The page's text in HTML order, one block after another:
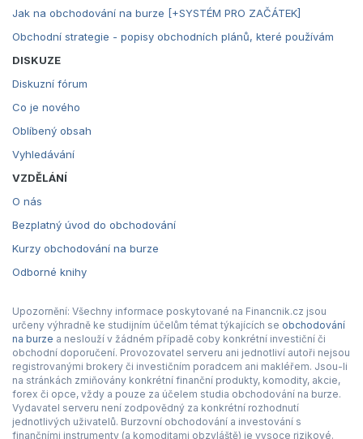
Jak na obchodování na burze [+SYSTÉM PRO ZAČÁTEK]
Obchodní strategie - popisy obchodních plánů, které používám
DISKUZE
Diskuzní fórum
Co je nového
Oblíbený obsah
Vyhledávání
VZDĚLÁNÍ
O nás
Bezplatný úvod do obchodování
Kurzy obchodování na burze
Odborné knihy
Upozornění: Všechny informace poskytované na Financnik.cz jsou
určeny výhradně ke studijním účelům témat týkajících se obchodování
na burze a neslouží v žádném případě coby konkrétní investiční či
obchodní doporučení. Provozovatel serveru ani jednotliví autoři nejsou
registrovanými brokery či investičním poradcem ani makléřem. Jsou-li
na stránkách zmiňovány konkrétní finanční produkty, komodity, akcie,
forex či opce, vždy a pouze za účelem studia obchodování na burze.
Vydavatel serveru není zodpovědný za konkrétní rozhodnutí
jednotlivých uživatelů. Burzovní obchodování a investování s
finančními instrumenty (a komoditami obzvláště) je vysoce rizikové.